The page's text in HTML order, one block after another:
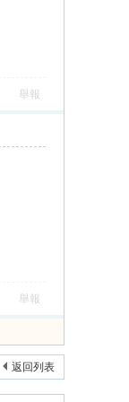
舉報
舉報
返回列表